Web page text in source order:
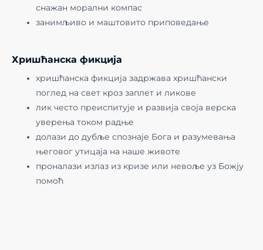
снажан морални компас
занимљиво и маштовито приповедање
Хришћанска фикција
хришћанска фикција задржава хришћански
поглед на свет кроз заплет и ликове
лик често преиспитује и развија своја верска
уверења током радње
долази до дубље спознаје Бога и разумевања
његовог утицаја на наше животе
проналази излаз из кризе или невоље уз Божју
помоћ